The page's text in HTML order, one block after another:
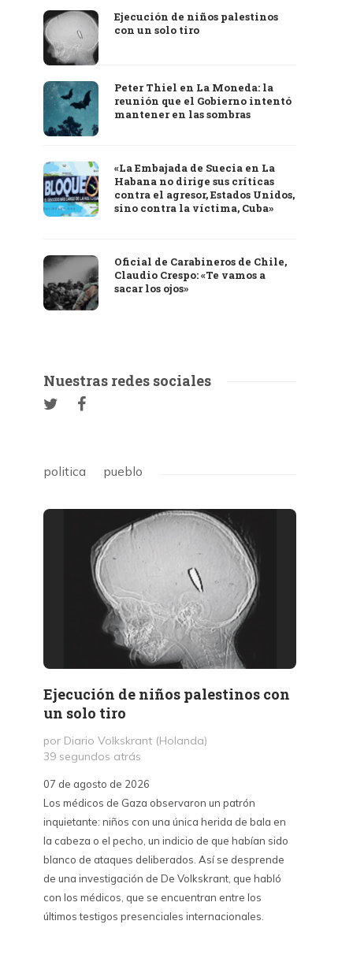
Ejecución de niños palestinos
con un solo tiro
Peter Thiel en La Moneda: la
reunión que el Gobierno intentó
mantener en las sombras
«La Embajada de Suecia en La
Habana no dirige sus críticas
contra el agresor, Estados Unidos,
sino contra la víctima, Cuba»
Oficial de Carabineros de Chile,
Claudio Crespo: «Te vamos a
sacar los ojos»
Nuestras redes sociales
politica pueblo
Ejecución de niños palestinos con
un solo tiro
por Diario Volkskrant (Holanda)
39 segundos atrás
07 de agosto de 2026
Los médicos de Gaza observaron un patrón
inquietante: niños con una única herida de bala en
la cabeza o el pecho, un indicio de que habían sido
blanco de ataques deliberados. Así se desprende
de una investigación de De Volkskrant, que habló
con los médicos, que se encuentran entre los
últimos testigos presenciales internacionales.